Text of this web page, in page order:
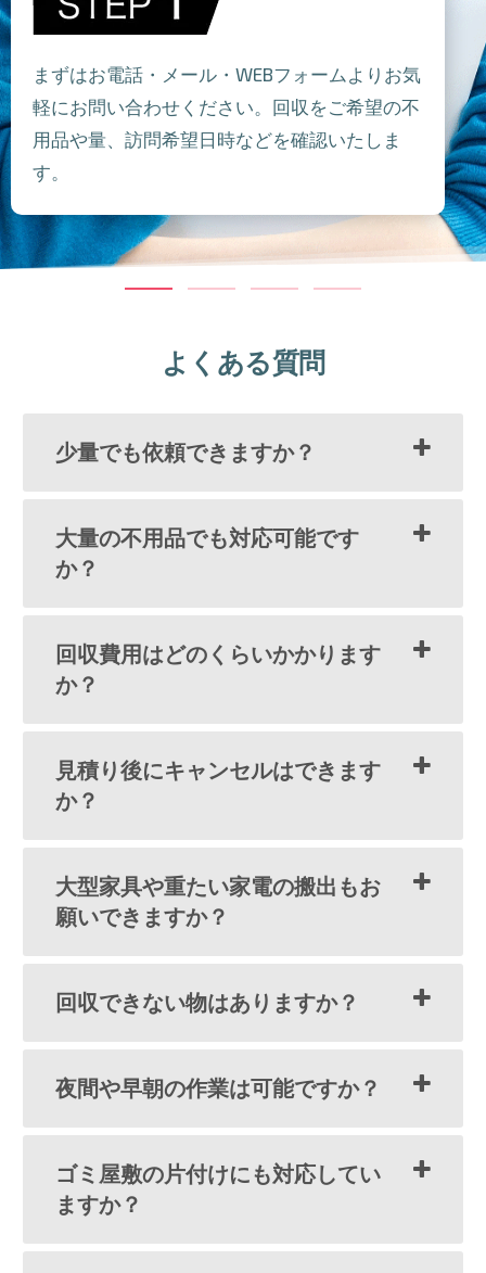
まずはお電話・メール・WEBフォームよりお気
軽にお問い合わせください。回収をご希望の不
用品や量、訪問希望日時などを確認いたしま
す。
よくある質問
少量でも依頼できますか？
大量の不用品でも対応可能です
か？
回収費用はどのくらいかかります
か？
見積り後にキャンセルはできます
か？
大型家具や重たい家電の搬出もお
願いできますか？
回収できない物はありますか？
夜間や早朝の作業は可能ですか？
ゴミ屋敷の片付けにも対応してい
ますか？